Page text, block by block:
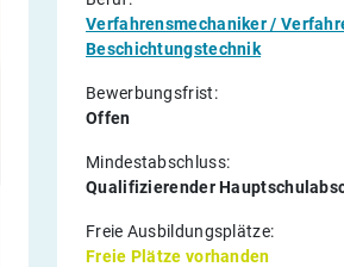
Verfahrensmechaniker /
Beschichtungstechnik
Bewerbungsfrist:
Offen
Mindestabschluss:
Qualifizierender
Freie Ausbildungsplätze:
Freie Plätze vorhanden